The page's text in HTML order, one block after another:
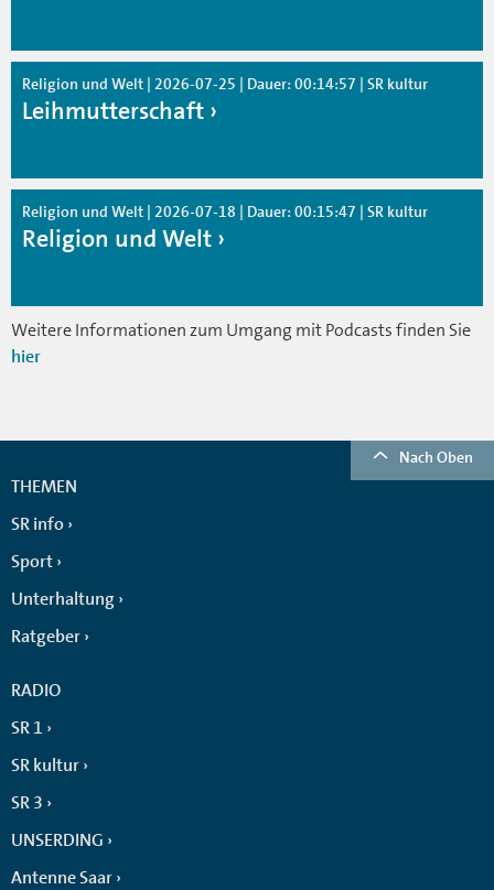
Religion und Welt | 2026-07-25 | Dauer: 00:14:57 | SR kultur
Leihmutterschaft
Religion und Welt | 2026-07-18 | Dauer: 00:15:47 | SR kultur
Religion und Welt
Weitere Informationen zum Umgang mit Podcasts finden Sie
hier
Nach Oben
THEMEN
SR info
Sport
Unterhaltung
Ratgeber
RADIO
SR 1
SR kultur
SR 3
UNSERDING
Antenne Saar